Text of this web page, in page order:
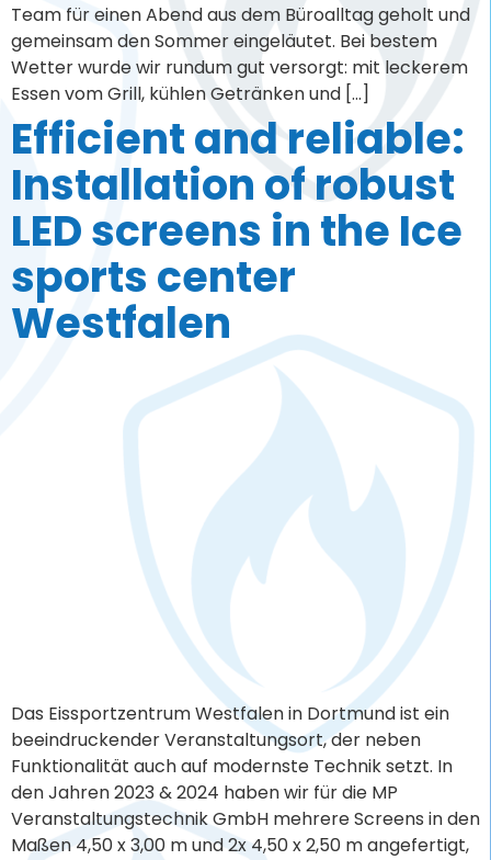
Next→
Contact
Phone0251 590 80 64 – 0
FAX 0251 590 80 64 – 99
Email:sales@screen-experts.de
Legal Notice
Privacy Policy
Disclaimer
Terms & conditions
COPYRIGHT © 2025 –SCREEN EXPERTS
Our offer is directed exclusively to businesses.